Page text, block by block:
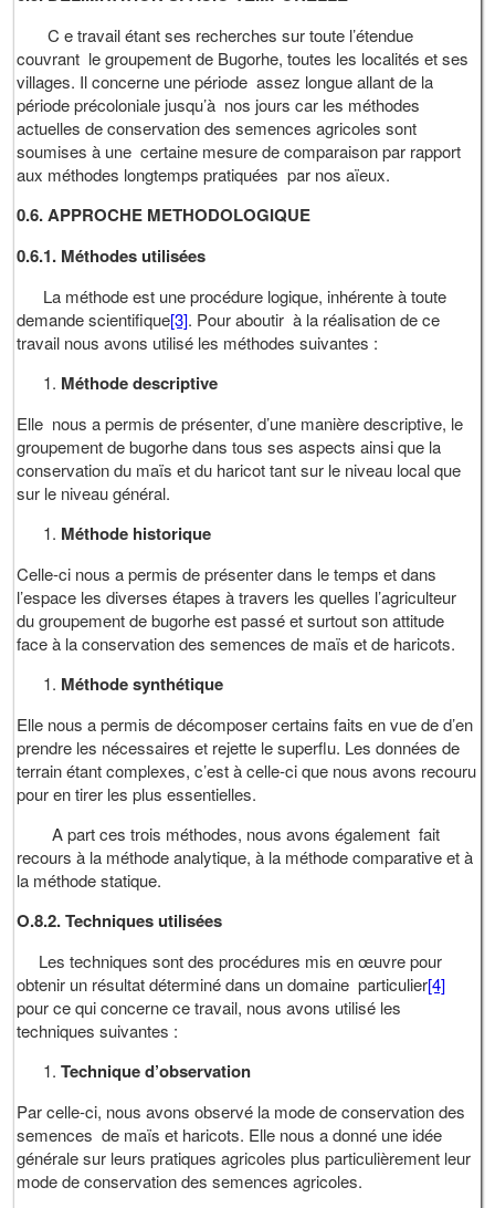
C e travail étant ses recherches sur toute l’étendue
couvrant le groupement de Bugorhe, toutes les localités et ses
villages. Il concerne une période assez longue allant de la
période précoloniale jusqu’à nos jours car les méthodes
actuelles de conservation des semences agricoles sont
soumises à une certaine mesure de comparaison par rapport
aux méthodes longtemps pratiquées par nos aïeux.
0.6. APPROCHE METHODOLOGIQUE
0.6.1. Méthodes utilisées
La méthode est une procédure logique, inhérente à toute
demande scientifique[3]. Pour aboutir à la réalisation de ce
travail nous avons utilisé les méthodes suivantes :
Méthode descriptive
Elle nous a permis de présenter, d’une manière descriptive, le
groupement de bugorhe dans tous ses aspects ainsi que la
conservation du maïs et du haricot tant sur le niveau local que
sur le niveau général.
Méthode historique
Celle-ci nous a permis de présenter dans le temps et dans
l’espace les diverses étapes à travers les quelles l’agriculteur
du groupement de bugorhe est passé et surtout son attitude
face à la conservation des semences de maïs et de haricots.
Méthode synthétique
Elle nous a permis de décomposer certains faits en vue de d’en
prendre les nécessaires et rejette le superflu. Les données de
terrain étant complexes, c’est à celle-ci que nous avons recouru
pour en tirer les plus essentielles.
A part ces trois méthodes, nous avons également fait
recours à la méthode analytique, à la méthode comparative et à
la méthode statique.
O.8.2. Techniques utilisées
Les techniques sont des procédures mis en œuvre pour
obtenir un résultat déterminé dans un domaine particulier[4]
pour ce qui concerne ce travail, nous avons utilisé les
techniques suivantes :
Technique d’observation
Par celle-ci, nous avons observé la mode de conservation des
semences de maïs et haricots. Elle nous a donné une idée
générale sur leurs pratiques agricoles plus particulièrement leur
mode de conservation des semences agricoles.